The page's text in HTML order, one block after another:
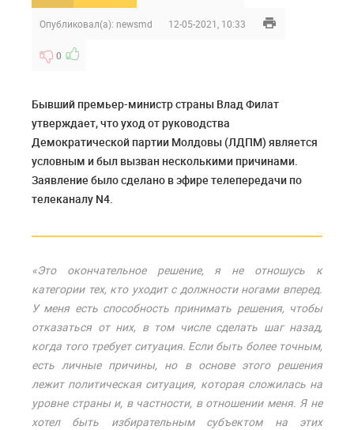
Опубликовал(а): newsmd 12-05-2021, 10:33
0
Бывший премьер-министр страны Влад Филат
утверждает, что уход от руководства
Демократической партии Молдовы (ЛДПМ) является
условным и был вызван несколькими причинами.
Заявление было сделано в эфире телепередачи по
телеканалу N4.
«Это окончательное решение, я не отношусь к
категории тех, кто уходит с должности ногами вперед.
У меня есть способность принимать решения, чтобы
отказаться от них, в том числе сделать шаг назад,
когда того требует ситуация. Если быть более точным,
есть личные причины, но в основе этого решения
лежит политическая ситуация, которая сложилась на
уровне страны и, в частности, в отношении меня. Я не
хотел быть избирательным субъектом на этих